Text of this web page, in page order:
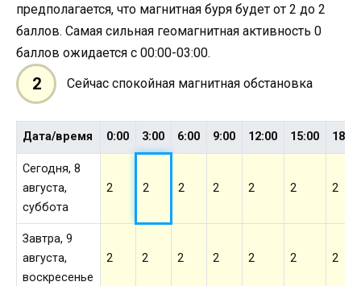
предполагается, что магнитная буря будет от 2 до 2
баллов. Самая сильная геомагнитная активность 0
баллов ожидается с 00:00-03:00.
2 Сейчас спокойная магнитная обстановка
Дата/время 0:00 3:00 6:00 9:00 12:00 15:00 18:00
Сегодня, 8
августа,
суббота
2 2 2 2 2 2 2
Завтра, 9
августа,
воскресенье
2 2 2 2 2 2 2